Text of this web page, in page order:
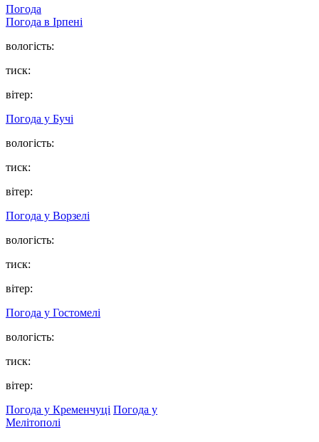
Погода
Погода в Ірпені
вологість:
тиск:
вітер:
Погода у Бучі
вологість:
тиск:
вітер:
Погода у Ворзелі
вологість:
тиск:
вітер:
Погода у Гостомелі
вологість:
тиск:
вітер:
Погода у Кременчуці Погода у
Мелітополі